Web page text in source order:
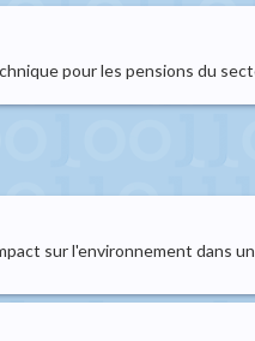
pour les pensions du
sur l'environnement dans